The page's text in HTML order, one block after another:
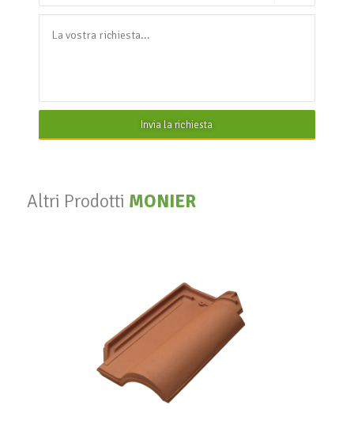
Invia la richiesta
Altri Prodotti MONIER
Tegola Portoghese